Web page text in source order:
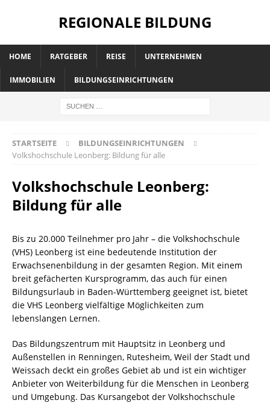
REGIONALE BILDUNG
HOME RATGEBER REISE UNTERNEHMEN
IMMOBILIEN BILDUNGSEINRICHTUNGEN
STARTSEITE
BILDUNGSEINRICHTUNGEN
Volkshochschule Leonberg: Bildung für alle
Volkshochschule Leonberg:
Bildung für alle
Bis zu 20.000 Teilnehmer pro Jahr – die Volkshochschule
(VHS) Leonberg ist eine bedeutende Institution der
Erwachsenenbildung in der gesamten Region. Mit einem
breit gefächerten Kursprogramm, das auch für einen
Bildungsurlaub in Baden-Württemberg geeignet ist, bietet
die VHS Leonberg vielfältige Möglichkeiten zum
lebenslangen Lernen.
Das Bildungszentrum mit Hauptsitz in Leonberg und
Außenstellen in Renningen, Rutesheim, Weil der Stadt und
Weissach deckt ein großes Gebiet ab und ist ein wichtiger
Anbieter von Weiterbildung für die Menschen in Leonberg
und Umgebung. Das Kursangebot der Volkshochschule